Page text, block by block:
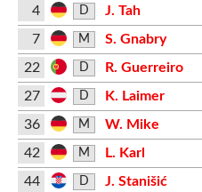
4
D
J. Tah
7
M S. Gnabry
22 D R. Guerreiro
27 D K. Laimer
36 M
W. Mike
42
M L. Karl
44 D J. Stanišić